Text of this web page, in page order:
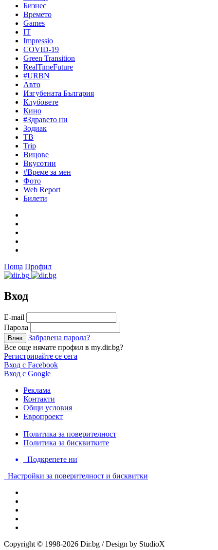
Бизнес
Времето
Games
IT
Impressio
COVID-19
Green Transition
RealTimeFuture
#URBN
Авто
Изгубената България
Клубовете
Кино
#Здравето ни
Зодиак
ТВ
Trip
Вицове
Вкусотии
#Време за мен
Фото
Web Report
Билети
Поща Профил
Вход
Е-mail
Парола
Забравена парола?
Все още нямате профил в my.dir.bg?
Регистрирайте се сега
Вход с Facebook
Вход с Google
Реклама
Контакти
Общи условия
Европроект
Политика за поверителност
Политика за бисквитките
Подкрепете ни
Настройки за поверителност и бисквитки
Copyright © 1998-2026 Dir.bg / Design by StudioX